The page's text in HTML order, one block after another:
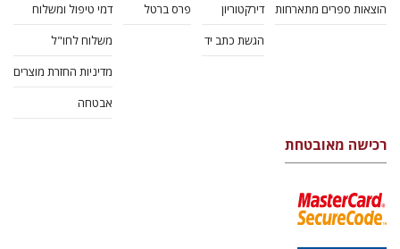
הוצאות ספרים מתארחות
דירקטוריון
הגשת כתב יד
פרס ברטל
דמי טיפול ומשלוח
משלוח לחו"ל
מדיניות החזרת מוצרים
אבטחה
רכישה מאובטחת